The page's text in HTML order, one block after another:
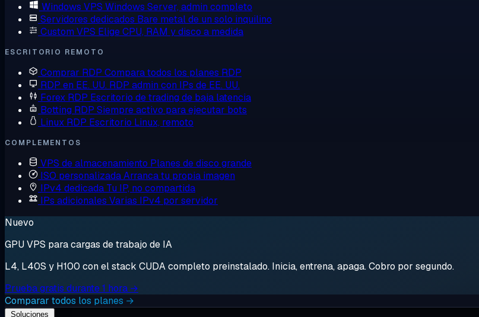
Windows VPS Windows Server, admin completo
Servidores dedicados Bare metal de un solo inquilino
Custom VPS Elige CPU, RAM y disco a medida
ESCRITORIO REMOTO
Comprar RDP Compara todos los planes RDP
RDP en EE. UU. RDP admin con IPs de EE. UU.
Forex RDP Escritorio de trading de baja latencia
Botting RDP Siempre activo para ejecutar bots
Linux RDP Escritorio Linux, remoto
COMPLEMENTOS
VPS de almacenamiento Planes de disco grande
ISO personalizadaArranca tu propia imagen
IPv4 dedicada Tu IP, no compartida
IPs adicionales Varias IPv4 por servidor
Nuevo
GPU VPS para cargas de trabajo de IA
L4, L40S y H100 con el stack CUDA completo preinstalado. Inicia, entrena, apaga. Cobro por segundo.
Prueba gratis durante 1 hora →
Comparar todos los planes →